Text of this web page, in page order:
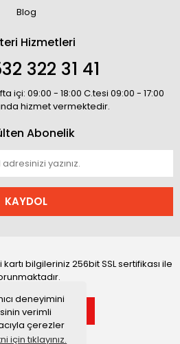
deneyimini
verimli
çerezler
için tıklayınız.
Blog
Hizmetleri
322 31 41
içi: 09:00 - 18:00 C.tesi 09:00 - 17:00
hizmet vermektedir.
Abonelik
KAYDOL
kartı bilgileriniz 256bit SSL sertifikası ile